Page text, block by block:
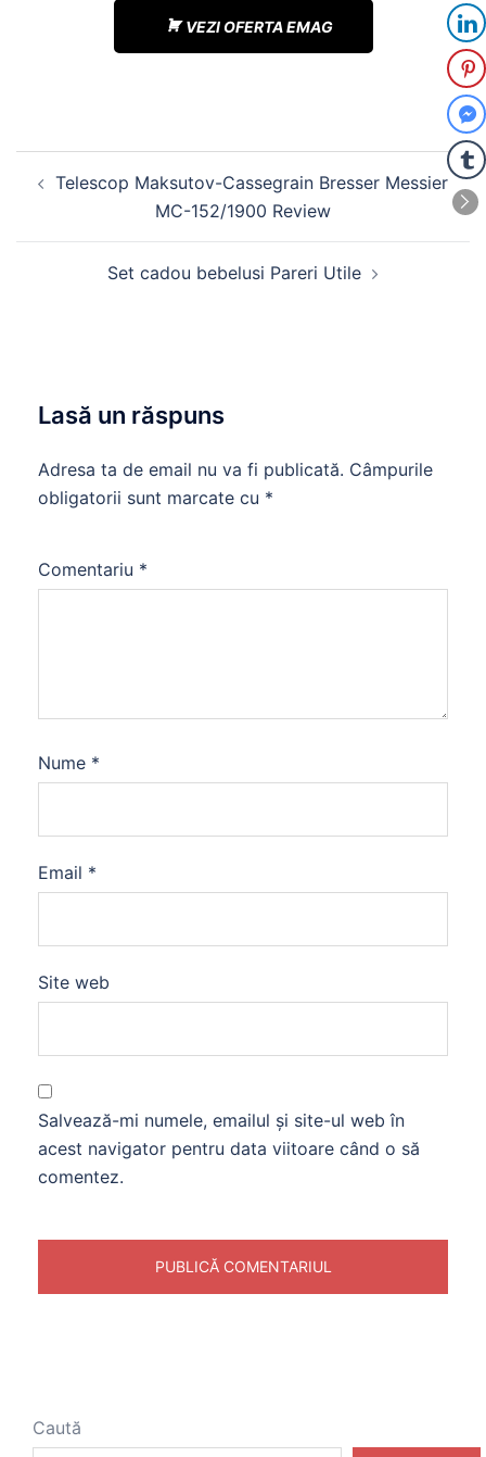
VEZI OFERTA EMAG
Telescop Maksutov-Cassegrain Bresser Messier
MC-152/1900 Review
Set cadou bebelusi Pareri Utile
Lasă un răspuns
Adresa ta de email nu va fi publicată. Câmpurile
obligatorii sunt marcate cu *
Comentariu *
Nume *
Email *
Site web
Salvează-mi numele, emailul și site-ul web în
acest navigator pentru data viitoare când o să
comentez.
Caută